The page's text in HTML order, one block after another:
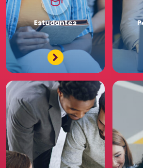
Estudantes
PessoaJurídica
Premium
Tenha acessos exclusivos
e diferenciados da maior
comunidade de Recursos
Humanos. Conheça os
benefícios diferenciados
para a sua equipe. Saia
na frente para o seu
negócio.